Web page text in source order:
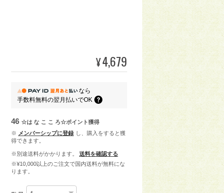
¥4,679
なら
手数料無料の翌月払いでOK
46 ☆は な こ こ ろ☆ポイント獲得
※ メンバーシップに登録 し、購入をすると獲
得できます。
※別途送料がかかります。
送料を確認する
※¥10,000以上のご注文で国内送料が無料にな
ります。